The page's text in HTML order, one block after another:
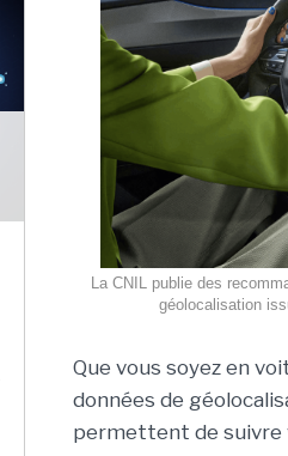
La CNIL publie des
géolocalisation
Que vous soyez en
données de
permettent de suivre